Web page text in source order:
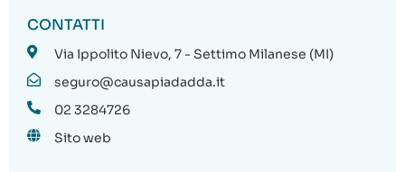
CONTATTI
Via Ippolito Nievo, 7 - Settimo Milanese (MI)
seguro@causapiadadda.it
02 3284726
Sito web